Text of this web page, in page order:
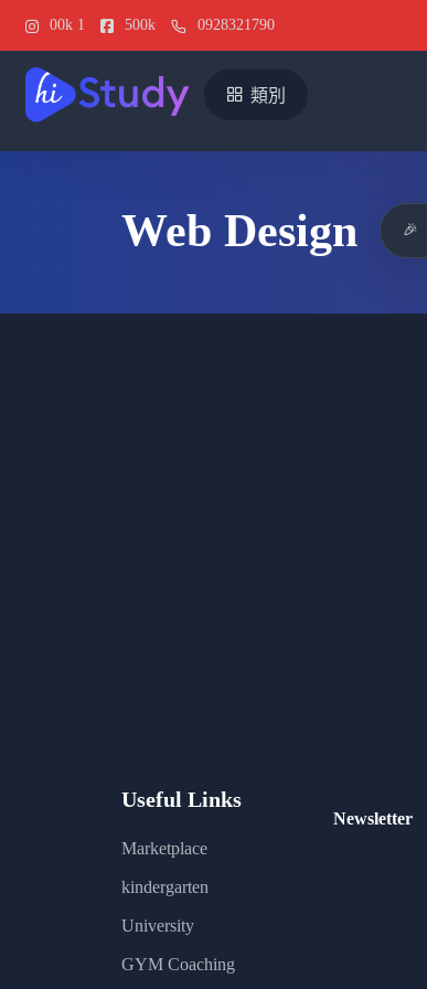
00k 1 500k 0928321790
類別
Web Design 🎉
Useful Links
Marketplace
kindergarten
University
GYM Coaching
Newsletter